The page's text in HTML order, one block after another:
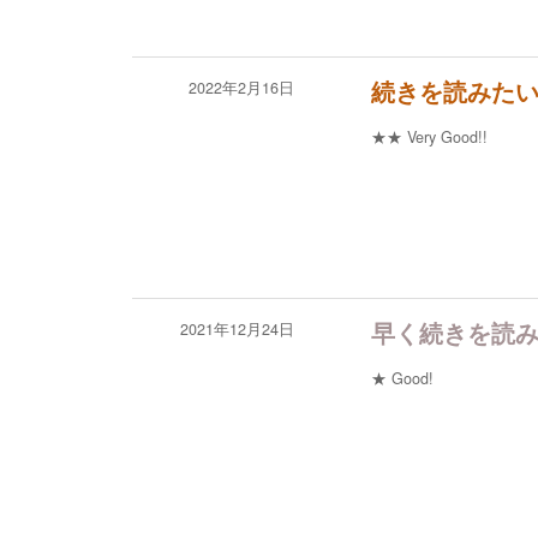
2022年2月16日 続きを読みたい
★★ Very Good!!
2021年12月24日 早く続きを読
★ Good!